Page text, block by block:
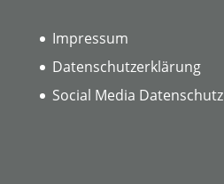
Impressum
Datenschutzerklärung
Social Media Datenschutz